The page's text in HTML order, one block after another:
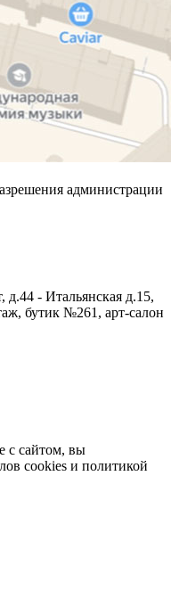
администрации
д.44 - Итальянская д.15,
бутик №261, арт-салон
с сайтом, вы
cookies и политикой